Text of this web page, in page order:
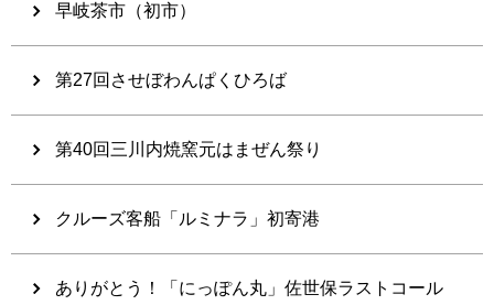
早岐茶市（初市）
第27回させぼわんぱくひろば
第40回三川内焼窯元はまぜん祭り
クルーズ客船「ルミナラ」初寄港
ありがとう！「にっぽん丸」佐世保ラストコール